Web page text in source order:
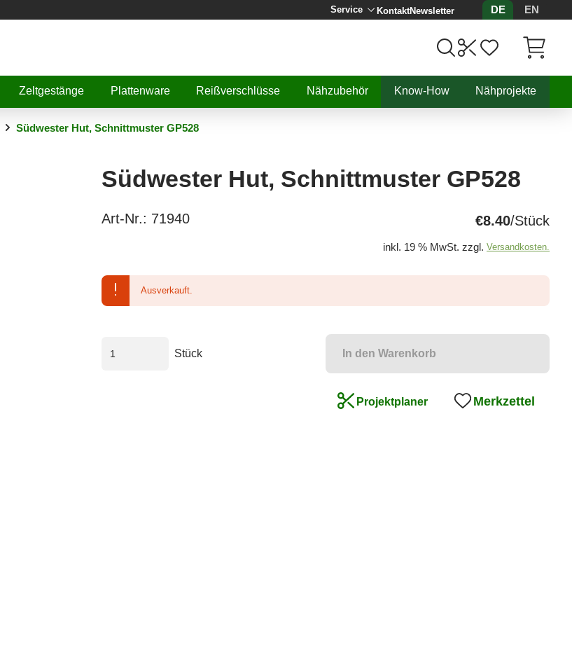
Service KontaktNewsletter DE
EN
Zeltgestänge Plattenware Reißverschlüsse Nähzubehör Know-How Nähprojekte
Südwester Hut, Schnittmuster GP528
Südwester Hut, Schnittmuster GP528
Art-Nr.: 71940 €8.40/Stück
inkl. 19 % MwSt. zzgl. Versandkosten.
Ausverkauft.
Stück In den Warenkorb
Projektplaner Merkzettel